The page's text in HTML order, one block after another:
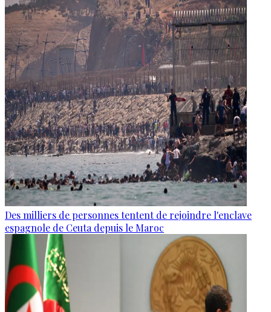
Des milliers de personnes tentent de rejoindre l'enclave
espagnole de Ceuta depuis le Maroc